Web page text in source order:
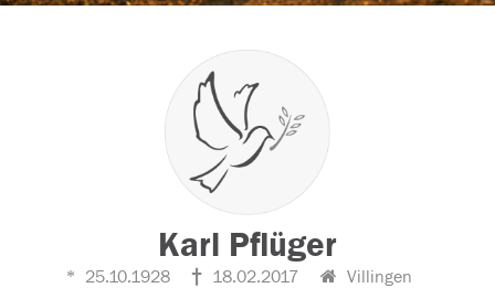
Karl Pflüger
25.10.1928 18.02.2017 Villingen